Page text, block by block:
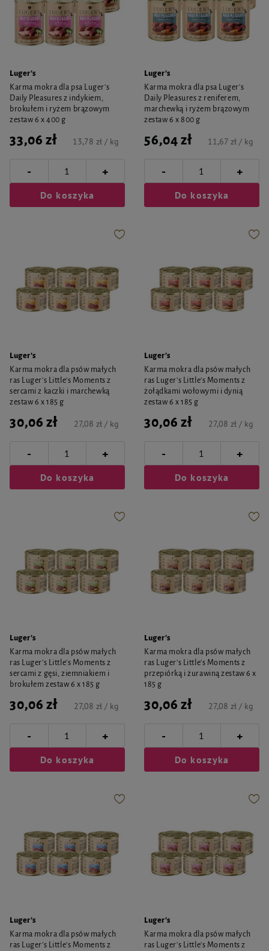
Luger's
Karma mokra dla psa Luger's
Daily Pleasures z indykiem,
brokułem i ryżem brązowym
zestaw 6 x 400 g
33,06 zł 13,78 zł / kg
- +
Do koszyka
Luger's
Karma mokra dla psa Luger's
Daily Pleasures z reniferem,
marchewką i ryżem brązowym
zestaw 6 x 800 g
56,04 zł 11,67 zł / kg
- +
Do koszyka
Luger's
Karma mokra dla psów małych
ras Luger's Little's Moments z
sercami z kaczki i marchewką
zestaw 6 x 185 g
30,06 zł 27,08 zł / kg
- +
Do koszyka
Luger's
Karma mokra dla psów małych
ras Luger's Little's Moments z
żołądkami wołowymi i dynią
zestaw 6 x 185 g
30,06 zł 27,08 zł / kg
- +
Do koszyka
Luger's
Karma mokra dla psów małych
ras Luger's Little's Moments z
sercami z gęsi, ziemniakiem i
brokułem zestaw 6 x 185 g
30,06 zł 27,08 zł / kg
- +
Do koszyka
Luger's
Karma mokra dla psów małych
ras Luger's Little's Moments z
przepiórką i żurawiną zestaw 6 x
185 g
30,06 zł 27,08 zł / kg
- +
Do koszyka
Luger's
Karma mokra dla psów małych
ras Luger's Little's Moments z
Luger's
Karma mokra dla psów małych
ras Luger's Little's Moments z